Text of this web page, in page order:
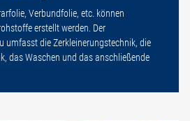
Verbundfolie, etc. können
erstellt werden. Der
umfasst die Zerkleinerungstechnik, die
das Waschen und das anschließende